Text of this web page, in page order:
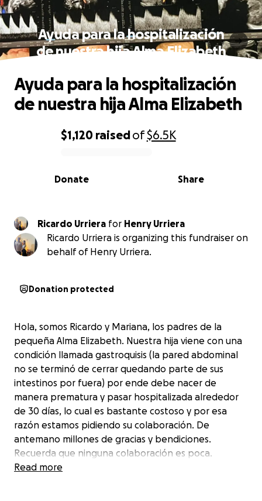
Ayuda para la hospitalización
de nuestra hija Alma Elizabeth
0% complete
$1,120 raisedof$6.5K
Share
Donate
Ayuda para la hospitalización
de nuestra hija Alma Elizabeth
Ricardo Urriera for Henry Urriera
Ricardo Urriera is organizing this fundraiser on
behalf of Henry Urriera.
Donation protected
Hola, somos Ricardo y Mariana, los padres de la
pequeña Alma Elizabeth. Nuestra hija viene con una
condición llamada gastroquisis (la pared abdominal
no se terminó de cerrar quedando parte de sus
intestinos por fuera) por ende debe nacer de
manera prematura y pasar hospitalizada alrededor
de 30 días, lo cual es bastante costoso y por esa
razón estamos pidiendo su colaboración. De
antemano millones de gracias y bendiciones.
Recuerda que ninguna colaboración es poca.
Read more